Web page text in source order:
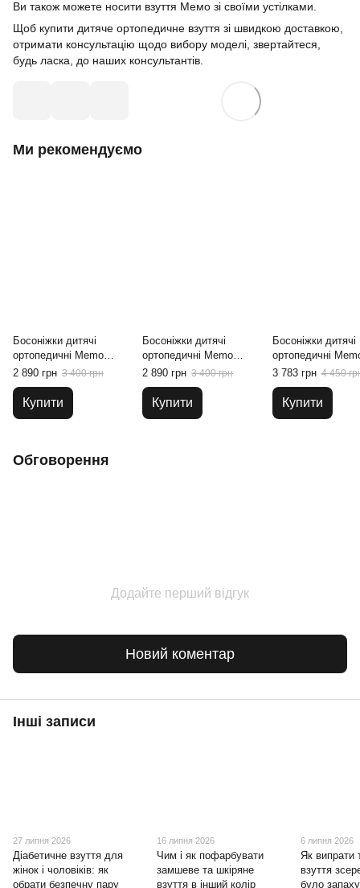
Ви також можете носити взуття Мемо зі своїми устілками.
Щоб купити дитяче ортопедичне взуття зі швидкою доставкою,
отримати консультацію щодо вибору моделі, звертайтеся,
будь ласка, до наших консультантів.
Ми рекомендуємо
Босоніжки дитячі
ортопедичні Memo
Bambi 1DA, 18
2 890 грн 3 400 грн
Купити
Босоніжки дитячі
ортопедичні Memo
Doris 3NA, 18
2 890 грн 3 400 грн
Купити
Босоніжки дитячі
ортопедичні
Agnes 3JE, 22
3 783 грн 4 450
Купити
Обговорення
Додайте перший відгук
Новий коментар
Інші записи
27 липня 2026
Діабетичне взуття для
жінок і чоловіків: як
обрати безпечну пару
16 липня 2026
Чим і як пофарбувати
замшеве та шкіряне
взуття в інший колір
6 липня 2026
Як випрати
взуття
було запаху